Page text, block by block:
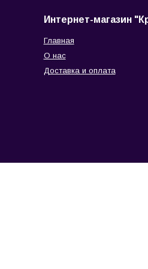
Интернет-магазин
Главная
О нас
Доставка и оплата